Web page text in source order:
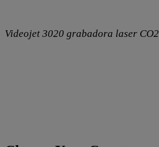
Videojet 3020 grabadora laser CO2